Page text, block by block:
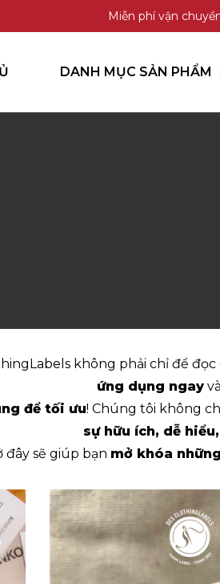
Miễn phí vận
DANH MỤC SẢN PHẨM
không phải chỉ để
ứng dụng ngay
để tối ưu! Chúng tôi không
sự hữu ích, dễ
đây sẽ giúp bạn mở khóa